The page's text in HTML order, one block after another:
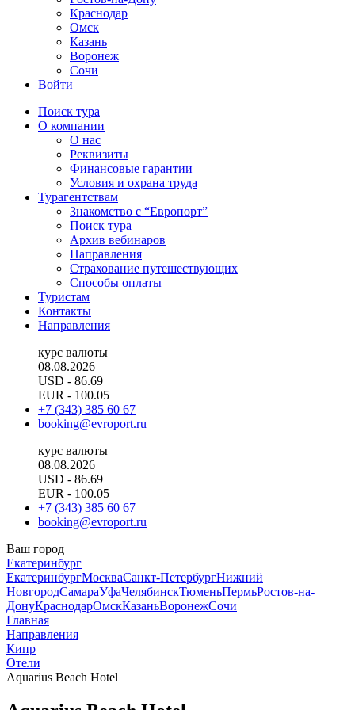
Краснодар
Омск
Казань
Воронеж
Сочи
Войти
Поиск тура
О компании
О нас
Реквизиты
Финансовые гарантии
Условия и охрана труда
Турагентствам
Знакомство с “Европорт”
Поиск тура
Архив вебинаров
Направления
Страхование путешествующих
Способы оплаты
Туристам
Контакты
Направления
курс валюты
08.08.2026
USD - 86.69
EUR - 100.05
+7 (343) 385 60 67
booking@evroport.ru
курс валюты
08.08.2026
USD - 86.69
EUR - 100.05
+7 (343) 385 60 67
booking@evroport.ru
Ваш город
Екатеринбург
ЕкатеринбургМоскваСанкт-ПетербургНижний
НовгородСамараУфаЧелябинскТюменьПермьРостов-на-
ДонуКраснодарОмскКазаньВоронежСочи
Главная
Направления
Кипр
Отели
Aquarius Beach Hotel